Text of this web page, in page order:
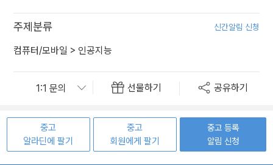
주제분류 신간알림 신청
컴퓨터/모바일 > 인공지능
선물하기 공유하기
중고
알라딘에 팔기
중고
회원에게 팔기
중고 등록
알림 신청